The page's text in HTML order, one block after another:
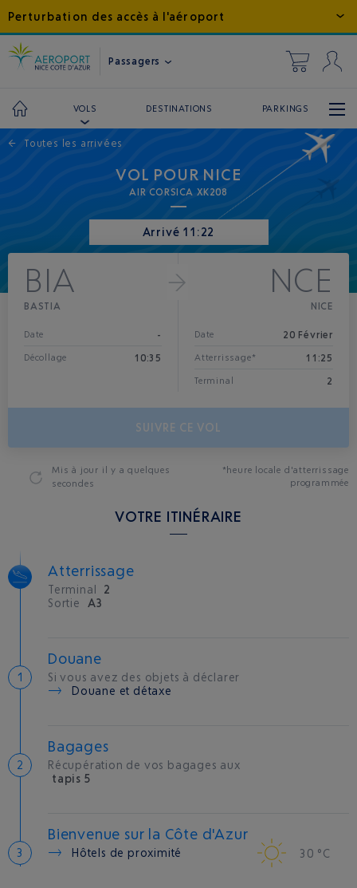
Perturbation des accès à l'aéroport
Passagers
VOLS DESTINATIONS PARKINGS
← Toutes les arrivées
VOL POUR NICE
AIR CORSICA XK208
Arrivé 11:22
BIA
BASTIA
Date -
Décollage 10:35
NCE
NICE
Date 20 Février
Atterrissage* 11:25
Terminal 2
SUIVRE CE VOL
Mis à jour il y a quelques
secondes
*heure locale d'atterrissage
programmée
VOTRE ITINÉRAIRE
Atterrissage
Terminal
2
Sortie
A3
Douane
Si vous avez des objets à déclarer
Douane et détaxe
Bagages
Récupération de vos bagages aux
tapis 5
Bienvenue sur la Côte d'Azur
Hôtels de proximité 30 °C